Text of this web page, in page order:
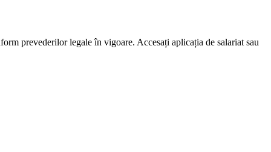
prevederilor legale în vigoare. Accesați aplicația de salariat sau